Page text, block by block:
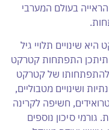
בעולם המערבי
שינויים תלויי גיל
לאחר גיל 60, אם כי תיתכן התפתחות קטרקט
להתפתחותו של קטרקט
ושינויים מטבוליים,
חשיפה לקרינה
סיכון נוספים